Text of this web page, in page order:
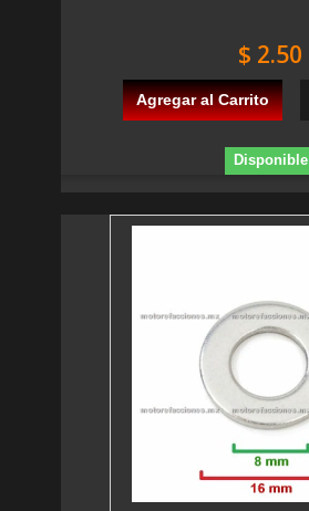
$ 2.50
Agregar al Carrito
Disponible